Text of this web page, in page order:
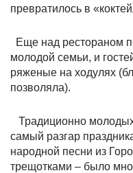
превратилось в
Еще над рестораном
молодой семьи, и
ряженые на ходулях
позволяла).
Традиционно
самый разгар
народной песни из
трещотками – было